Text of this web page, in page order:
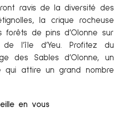
ravis de la diversité des
la crique rocheuse
de pins d’Olonne sur
l’île d’Yeu. Profitez du
des Sables d’Olonne, un
attire un grand nombre
en vous